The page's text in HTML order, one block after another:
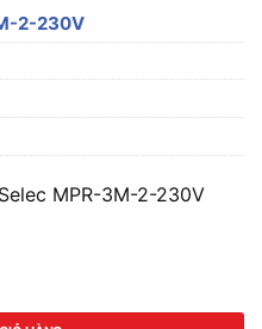
2-230V
MPR-3M-2-230V
MPR-3M-2-230V số lượng